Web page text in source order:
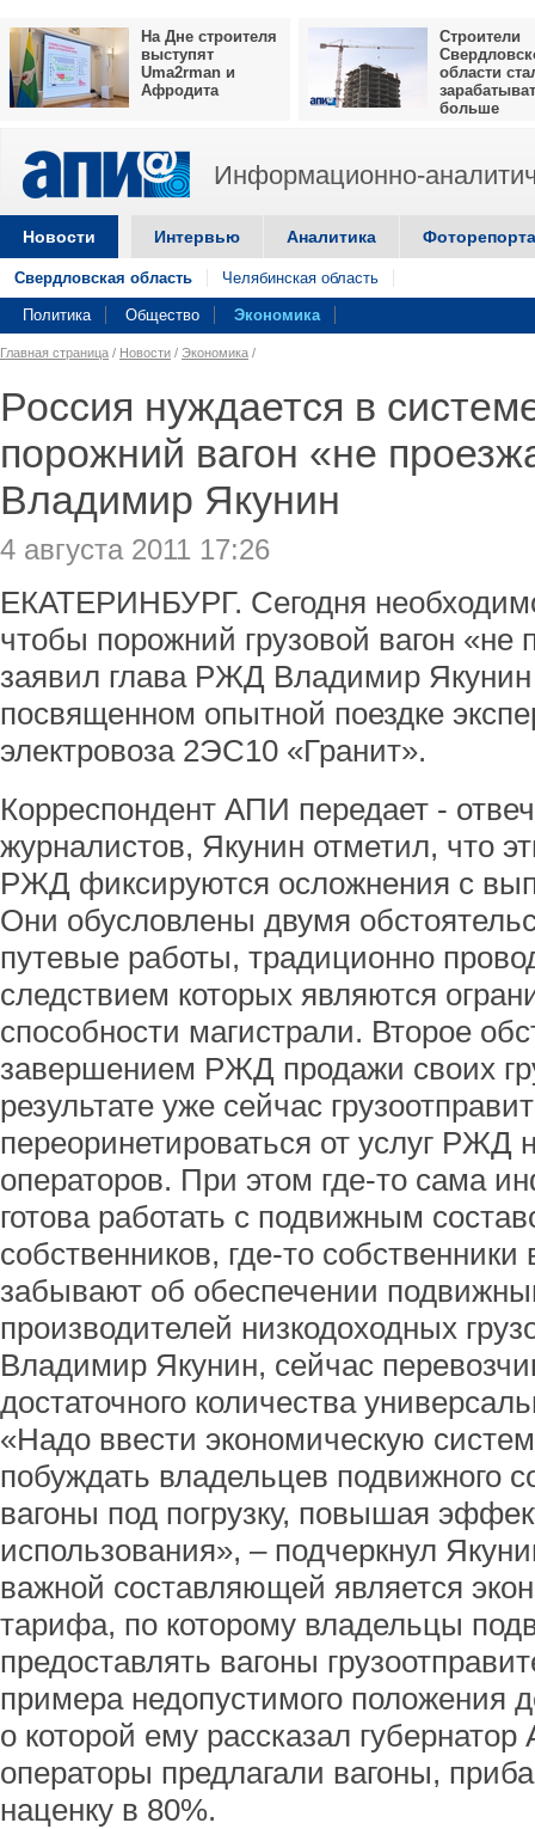
На Дне строителя
выступят
Uma2rman и
Афродита
Строители
области
больше
Информационно-
Новости Интервью Аналитика
Свердловская область Челябинская область
Политика Общество Экономика
Главная страница / Новости / Экономика /
Россия нуждается в
порожний вагон «не
Владимир Якунин
4 августа 2011 17:26
ЕКАТЕРИНБУРГ. Сегодня
чтобы порожний грузовой вагон «не
заявил глава РЖД Владимир
посвященном опытной поездке
электровоза 2ЭС10 «Гранит».
Корреспондент АПИ передает -
журналистов, Якунин отметил, что
РЖД фиксируются осложнения с
Они обусловлены двумя
путевые работы, традиционно
следствием которых являются
способности магистрали. Второе
завершением РЖД продажи своих
результате уже сейчас
переоринетироваться от услуг РЖД
операторов. При этом где-то сама
готова работать с подвижным
собственников, где-то
забывают об обеспечении
производителей низкодоходных
Владимир Якунин, сейчас
достаточного количества
«Надо ввести экономическую
побуждать владельцев подвижного
вагоны под погрузку, повышая
использования», – подчеркнул
важной составляющей является
тарифа, по которому владельцы
предоставлять вагоны
примера недопустимого положения
о которой ему рассказал губернатор
операторы предлагали вагоны,
наценку в 80%.